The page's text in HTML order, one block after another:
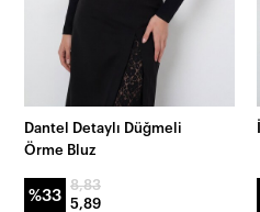
Dantel Detaylı Düğmeli
Örme Bluz
%33
8,83
5,89